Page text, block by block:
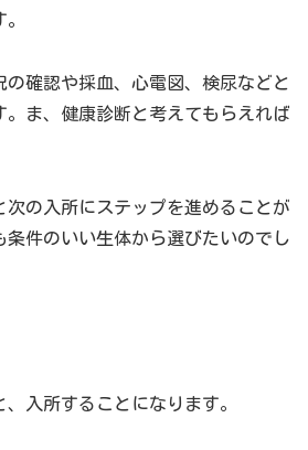
の確認や採血、心電図、検尿などと
。ま、健康診断と考えてもらえれば
次の入所にステップを進めることが
条件のいい生体から選びたいのでし
入所することになります。